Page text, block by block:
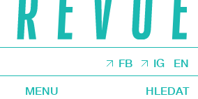
FB IG EN
MENU HLEDAT